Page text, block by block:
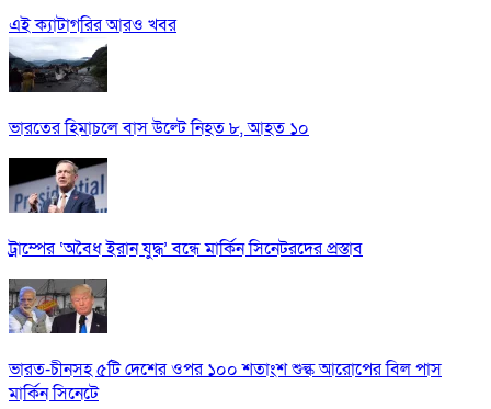
এই ক্যাটাগরির আরও খবর
ভারতের হিমাচলে বাস উল্টে নিহত ৮, আহত ১০
ট্রাম্পের ‘অবৈধ ইরান যুদ্ধ’ বন্ধে মার্কিন সিনেটরদের প্রস্তাব
ভারত-চীনসহ ৫টি দেশের ওপর ১০০ শতাংশ শুল্ক আরোপের বিল পাস
মার্কিন সিনেটে